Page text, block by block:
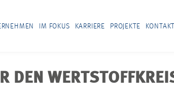
IM FOKUS KARRIERE PROJEKTE KONTAKT